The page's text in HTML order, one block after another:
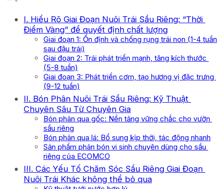
I. Hiểu Rõ Giai Đoạn Nuôi Trái Sầu Riêng: “Thời
Điểm Vàng” để quyết định chất lượng
Giai đoạn 1: Ổn định và chống rụng trái non (1-4 tuần
sau đậu trái)
Giai đoạn 2: Trái phát triển mạnh, tăng kích thước
(5-8 tuần)
Giai đoạn 3: Phát triển cơm, tạo hương vị đặc trưng
(9-12 tuần)
II. Bón Phân Nuôi Trái Sầu Riêng: Kỹ Thuật
Chuyên Sâu Từ Chuyên Gia
Bón phân qua gốc: Nền tảng vững chắc cho vườn
sầu riêng
Bón phân qua lá: Bổ sung kịp thời, tác động nhanh
Sản phẩm phân bón vi sinh chuyên dùng cho sầu
riêng của ECOMCO
III. Các Yếu Tố Chăm Sóc Sầu Riêng Giai Đoạn
Nuôi Trái Khác không thể bỏ qua